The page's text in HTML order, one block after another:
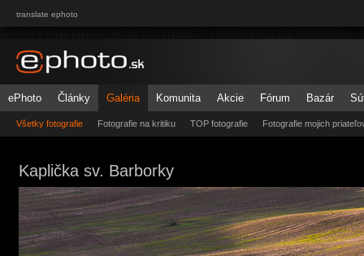
translate ephoto
ePhoto Články Galéria
Všetky fotografie Fotografie na kritiku TOP fotografie Fotografie mojich
Komunita Akcie Fórum Bazár
Kaplička sv. Barborky